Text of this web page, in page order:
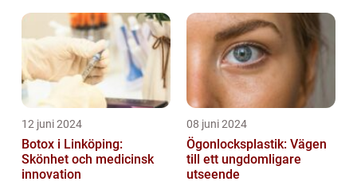
12 juni 2024
Botox i Linköping:
Skönhet och medicinsk
innovation
08 juni 2024
Ögonlocksplastik: Vägen
till ett ungdomligare
utseende